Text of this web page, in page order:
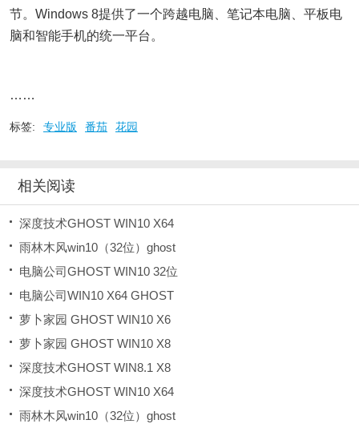
节。Windows 8提供了一个跨越电脑、笔记本电脑、平板电
脑和智能手机的统一平台。
……
标签: 专业版 番茄 花园
相关阅读
深度技术GHOST WIN10 X64
雨林木风win10（32位）ghost
电脑公司GHOST WIN10 32位
电脑公司WIN10 X64 GHOST
萝卜家园 GHOST WIN10 X6
萝卜家园 GHOST WIN10 X8
深度技术GHOST WIN8.1 X8
深度技术GHOST WIN10 X64
雨林木风win10（32位）ghost